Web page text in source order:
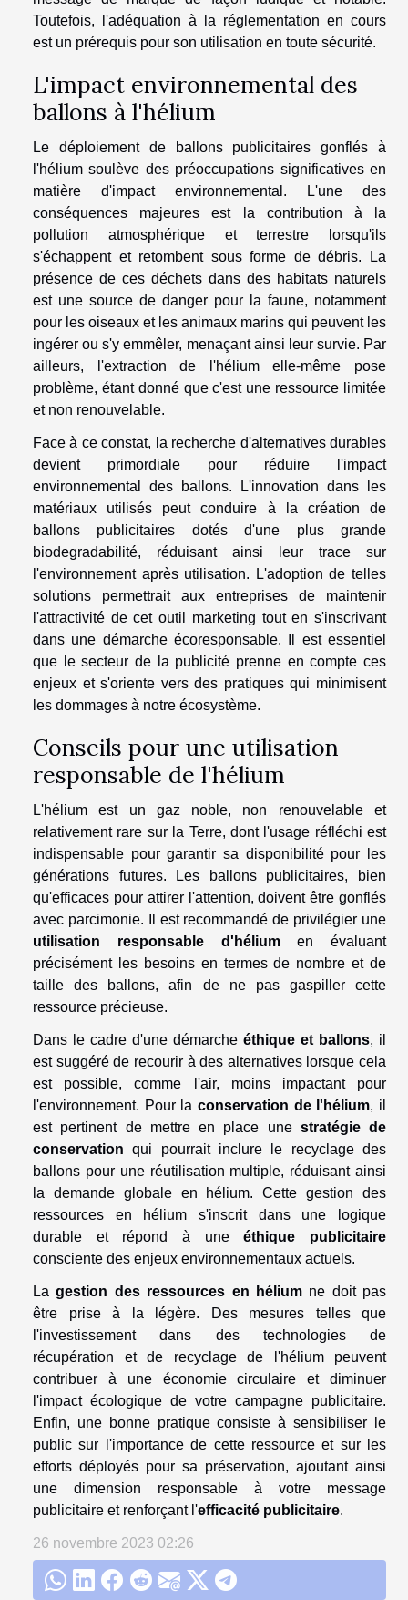
Toutefois, l'adéquation à la réglementation en cours
est un prérequis pour son utilisation en toute sécurité.
L'impact environnemental des
ballons à l'hélium
Le déploiement de ballons publicitaires gonflés à
l'hélium soulève des préoccupations significatives en
matière d'impact environnemental. L'une des
conséquences majeures est la contribution à la
pollution atmosphérique et terrestre lorsqu'ils
s'échappent et retombent sous forme de débris. La
présence de ces déchets dans des habitats naturels
est une source de danger pour la faune, notamment
pour les oiseaux et les animaux marins qui peuvent les
ingérer ou s'y emmêler, menaçant ainsi leur survie. Par
ailleurs, l'extraction de l'hélium elle-même pose
problème, étant donné que c'est une ressource limitée
et non renouvelable.
Face à ce constat, la recherche d'alternatives durables
devient primordiale pour réduire l'impact
environnemental des ballons. L'innovation dans les
matériaux utilisés peut conduire à la création de
ballons publicitaires dotés d'une plus grande
biodegradabilité, réduisant ainsi leur trace sur
l'environnement après utilisation. L'adoption de telles
solutions permettrait aux entreprises de maintenir
l'attractivité de cet outil marketing tout en s'inscrivant
dans une démarche écoresponsable. Il est essentiel
que le secteur de la publicité prenne en compte ces
enjeux et s'oriente vers des pratiques qui minimisent
les dommages à notre écosystème.
Conseils pour une utilisation
responsable de l'hélium
L'hélium est un gaz noble, non renouvelable et
relativement rare sur la Terre, dont l'usage réfléchi est
indispensable pour garantir sa disponibilité pour les
générations futures. Les ballons publicitaires, bien
qu'efficaces pour attirer l'attention, doivent être gonflés
avec parcimonie. Il est recommandé de privilégier une
utilisation responsable d'héliumen évaluant
précisément les besoins en termes de nombre et de
taille des ballons, afin de ne pas gaspiller cette
ressource précieuse.
Dans le cadre d'une démarche éthique et ballons, il
est suggéré de recourir à des alternatives lorsque cela
est possible, comme l'air, moins impactant pour
l'environnement. Pour la conservation de l'hélium, il
est pertinent de mettre en place une stratégie de
conservation qui pourrait inclure le recyclage des
ballons pour une réutilisation multiple, réduisant ainsi
la demande globale en hélium. Cette gestion des
ressources en hélium s'inscrit dans une logique
durable et répond à uneéthique publicitaire
consciente des enjeux environnementaux actuels.
Lagestion des ressources en héliumne doit pas
être prise à la légère. Des mesures telles que
l'investissement dans des technologies de
récupération et de recyclage de l'hélium peuvent
contribuer à une économie circulaire et diminuer
l'impact écologique de votre campagne publicitaire.
Enfin, une bonne pratique consiste à sensibiliser le
public sur l'importance de cette ressource et sur les
efforts déployés pour sa préservation, ajoutant ainsi
une dimension responsable à votre message
publicitaire et renforçant l'efficacité publicitaire.
26 novembre 2023 02:26